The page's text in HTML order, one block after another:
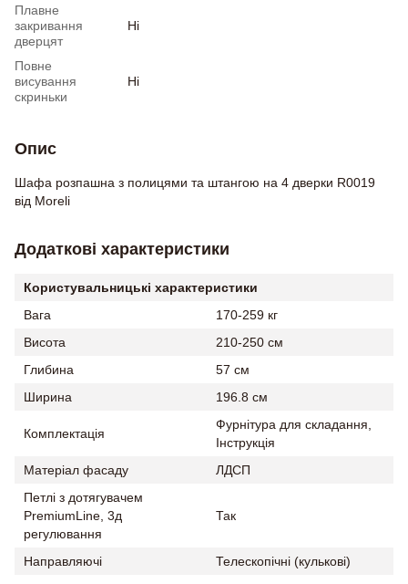
Плавне
закривання
дверцят
Ні
Повне
висування
скриньки
Ні
Опис
Шафа розпашна з полицями та штангою на 4 дверки R0019
від Moreli
Додаткові характеристики
Користувальницькі характеристики
Вага
170-259 кг
Висота
210-250 см
Глибина
57 см
Ширина
196.8 см
Комплектація
Фурнітура для складання,
Інструкція
Матеріал фасаду
ЛДСП
Петлі з дотягувачем
PremiumLine, 3д
регулювання
Так
Направляючі
Телескопічні (кулькові)